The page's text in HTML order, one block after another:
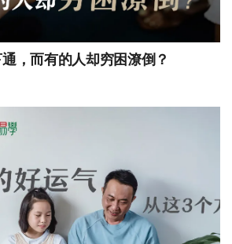
，而有的人却穷困潦倒？